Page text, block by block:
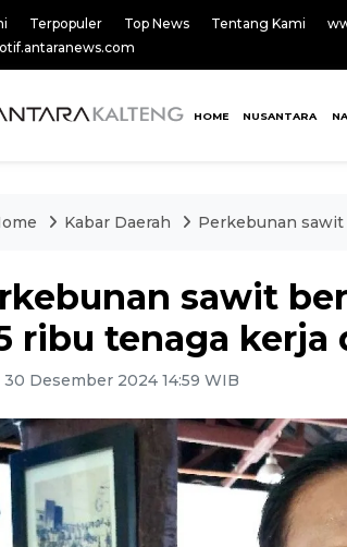
Terpopuler Top News Tentang Kami
HOME NUSANTARA
Kabar Daerah Perkebunan
sawit
ribu tenaga kerja
30 Desember 2024 14:59 WIB